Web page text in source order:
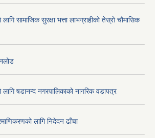
सामाजिक सुरक्षा भत्ता लाभग्राहीको तेस्रो चौमासिक
षडानन्द नगरपालिकाको नागरिक वडापत्र
लागि निदेदन ढाँचा